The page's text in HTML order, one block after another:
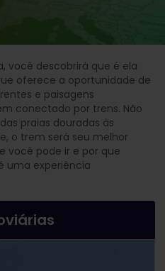
você descobrirá que é ela
oferece a oportunidade de
e paisagens
conectado por trens. Não
praias douradas às
o trem será seu melhor
você pode ir e por que
uma experiência